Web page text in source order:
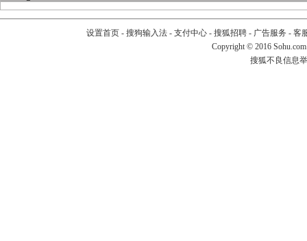
设置首页- 搜狗输入法- 支付中心- 搜狐招聘- 广告服务 - 客
Copyright © 2016
搜狐不良信息